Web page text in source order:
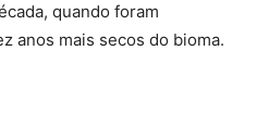
quando foram
anos mais secos do bioma.